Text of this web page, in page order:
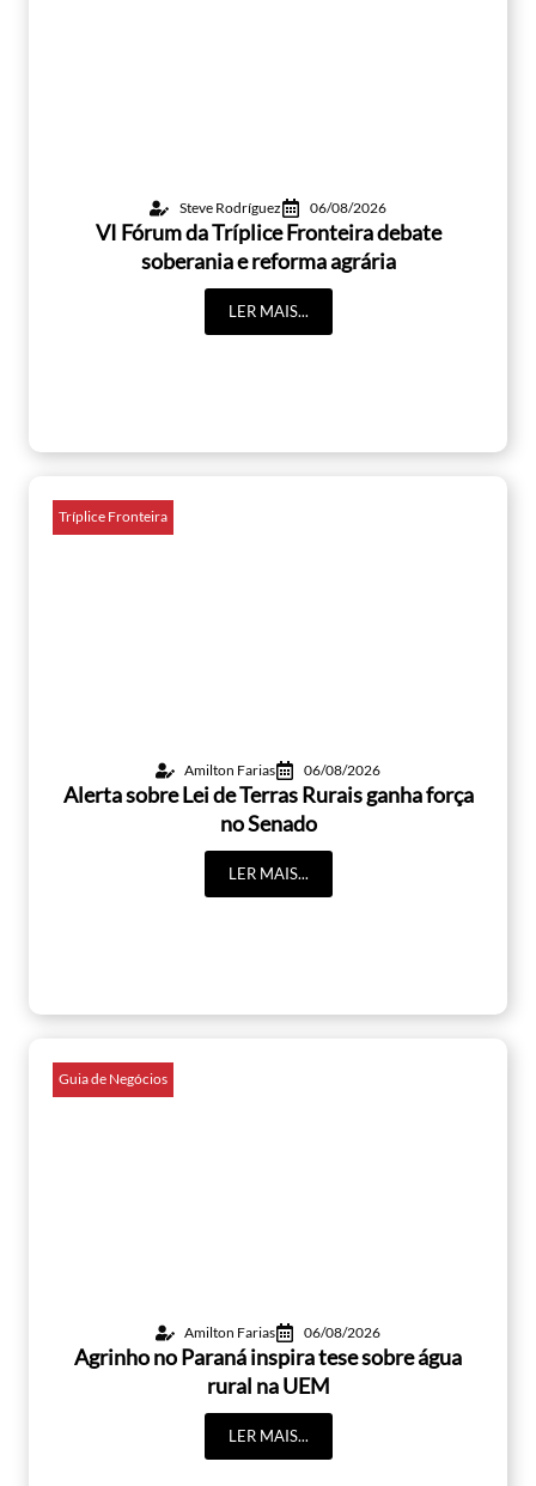
Steve Rodríguez 06/08/2026
VI Fórum da Tríplice Fronteira debate
soberania e reforma agrária
LER MAIS...
Tríplice Fronteira
Amilton Farias 06/08/2026
Alerta sobre Lei de Terras Rurais ganha força
no Senado
LER MAIS...
Guia de Negócios
Amilton Farias 06/08/2026
Agrinho no Paraná inspira tese sobre água
rural na UEM
LER MAIS...